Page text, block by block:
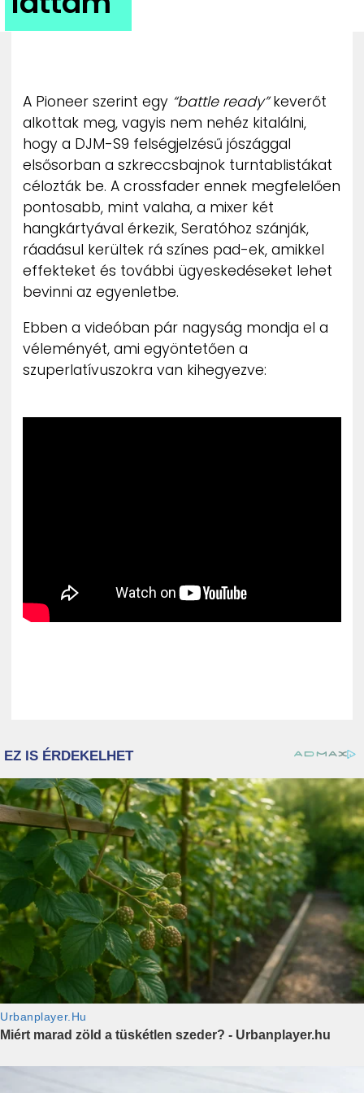
ADATKEZELÉSI TÁJÉKOZTATÓ
A Pioneer szerint egy “battle ready”keverőt
alkottak meg, vagyis nem nehéz kitalálni,
hogy a DJM-S9 felségjelzésű jószággal
elsősorban a szkreccsbajnok turntablistákat
célozták be. A crossfader ennek megfelelően
pontosabb, mint valaha, a mixer két
hangkártyával érkezik, Seratóhoz szánják,
ráadásul kerültek rá színes pad-ek, amikkel
effekteket és további ügyeskedéseket lehet
bevinni az egyenletbe.
Ebben a videóban pár nagyság mondja el a
véleményét, ami egyöntetően a
szuperlatívuszokra van kihegyezve: